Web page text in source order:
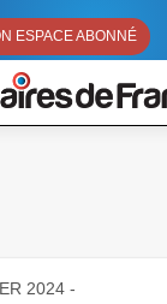
ESPACE ABONNÉ
2024 -